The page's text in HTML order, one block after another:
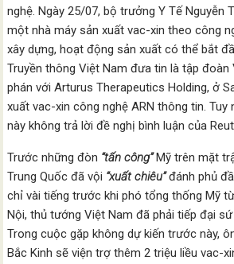
nghệ. Ngày 25/07, bộ trưởng Y Tế Nguyễn
một nhà máy sản xuất vac-xin theo công
xây dựng, hoạt động sản xuất có thể bắt
Truyền thông Việt Nam đưa tin là tập đoàn
phán với Arturus Therapeutics Holding, ở
xuất vac-xin công nghệ ARN thông tin. Tuy
này không trả lời đề nghị bình luận của
Trước những đòn “tấn công”Mỹ trên mặt
Trung Quốc đã vội “xuất chiêu”đánh phủ
chỉ vài tiếng trước khi phó tổng thống Mỹ
Nội, thủ tướng Việt Nam đã phải tiếp đại sứ
Trong cuộc gặp không dự kiến trước này,
Bắc Kinh sẽ viện trợ thêm 2 triệu liều vac-